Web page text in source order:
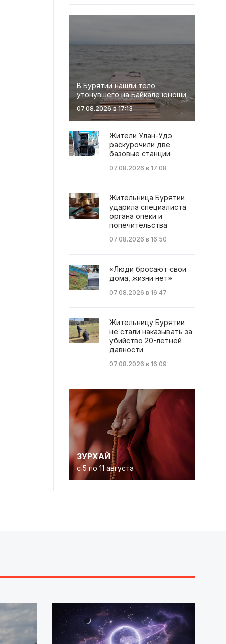
В Бурятии нашли тело
утонувшего на Байкале юноши
07.08.2026 в 17:13
Жители Улан-Удэ
раскурочили две
базовые станции
07.08.2026 в 17:08
Жительница Бурятии
ударила специалиста
органа опеки и
попечительства
07.08.2026 в 16:50
«Люди бросают свои
дома, жизни нет»
07.08.2026 в 16:47
Жительницу Бурятии
не стали наказывать за
убийство 20-летней
давности
07.08.2026 в 16:09
ЗУРХАЙ
с 5 по 11 августа